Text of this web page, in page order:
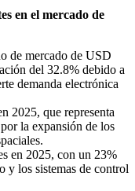
en el mercado de
de mercado de USD
del 32.8% debido a
demanda electrónica
2025, que representa
la expansión de los
en 2025, con un 23%
y los sistemas de control